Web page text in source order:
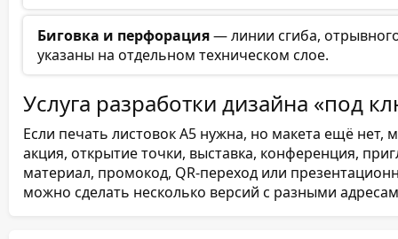
Биговка и перфорация— линии сгиба,
указаны на отдельном техническом слое.
Услуга разработки дизайна «под
Если печать листовок А5 нужна, но макета ещё нет,
акция, открытие точки, выставка, конференция,
материал, промокод, QR-переход или
можно сделать несколько версий с разными